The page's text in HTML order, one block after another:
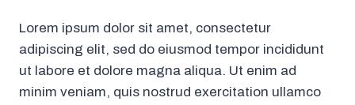
Lorem ipsum dolor sit amet, consectetur
adipiscing elit, sed do eiusmod tempor incididunt
ut labore et dolore magna aliqua. Ut enim ad
minim veniam, quis nostrud exercitation ullamco